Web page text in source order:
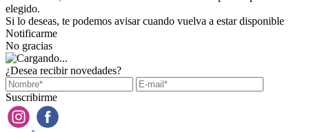
elegido.
Si lo deseas, te podemos avisar cuando vuelva a estar disponible
Notificarme
No gracias
¿Desea recibir novedades?
Suscribirme